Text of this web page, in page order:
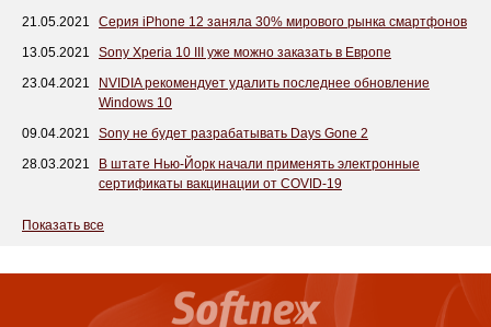
21.05.2021
Серия iPhone 12 заняла 30% мирового рынка смартфонов
13.05.2021
Sony Xperia 10 III уже можно заказать в Европе
23.04.2021
NVIDIA рекомендует удалить последнее обновление
Windows 10
09.04.2021
Sony не будет разрабатывать Days Gone 2
28.03.2021
В штате Нью-Йорк начали применять электронные
сертификаты вакцинации от COVID-19
Показать все